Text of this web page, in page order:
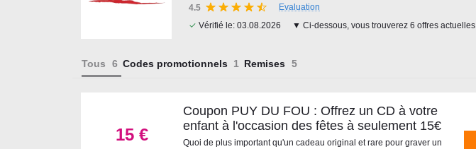
4.5
Evaluation
✓ Vérifié le: 03.08.2026 ▼ Ci-dessous, vous trouverez 6 offres actuelles
Tous Codes promotionnels Remises
15 €
Coupon PUY DU FOU : Offrez un CD à votre
enfant à l'occasion des fêtes à seulement 15€
Quoi de plus important qu'un cadeau original et rare pour graver un